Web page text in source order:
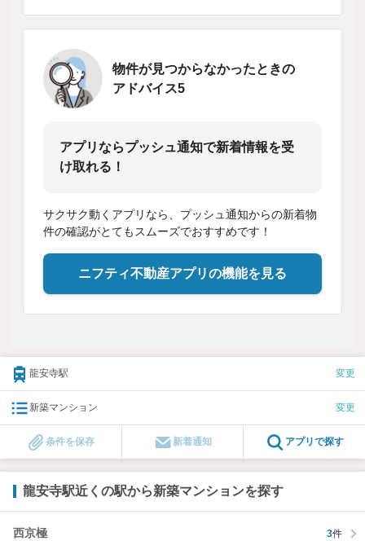
物件が見つからなかったときの
アドバイス5
アプリならプッシュ通知で新着情報を受
け取れる！
サクサク動くアプリなら、プッシュ通知からの新着物
件の確認がとてもスムーズでおすすめです！
ニフティ不動産アプリの機能を見る
龍安寺駅 変更
新築マンション 変更
条件を保存 新着通知 アプリで探す
龍安寺駅近くの駅から新築マンションを探す
西京極 3件